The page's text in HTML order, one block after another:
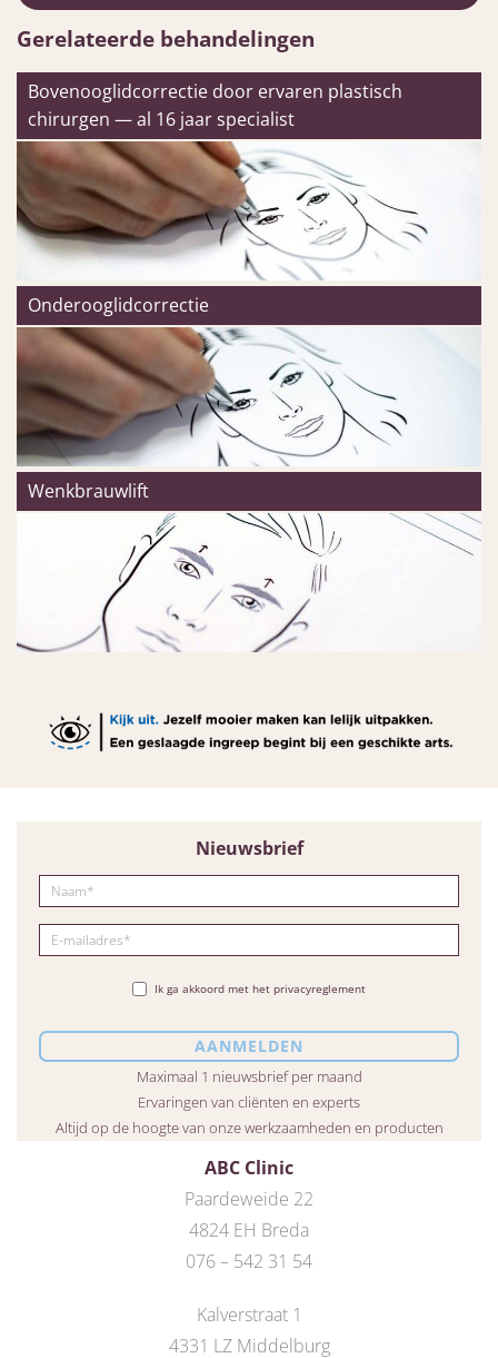
Gerelateerde behandelingen
Bovenooglidcorrectie door ervaren plastisch
chirurgen — al 16 jaar specialist
Onderooglidcorrectie
Wenkbrauwlift
ABC Clinic
Paardeweide 22
4824 EH Breda
076 – 542 31 54
Kalverstraat 1
4331 LZ Middelburg
Nieuwsbrief
Ik ga akkoord met het privacyreglement
Maximaal 1 nieuwsbrief per maand
Ervaringen van cliënten en experts
Altijd op de hoogte van onze werkzaamheden en producten